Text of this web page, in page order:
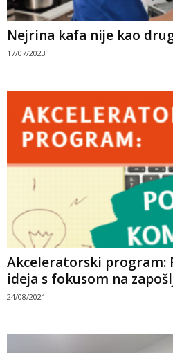
Nejrina kafa nije kao
17/07/2023
Akceleratorski program:
ideja s fokusom na
24/08/2021